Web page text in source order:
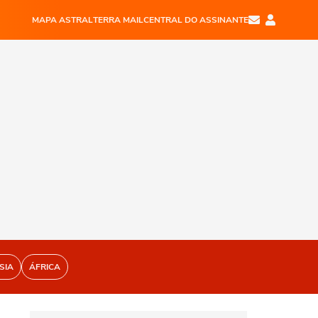
MAPA ASTRALTERRA MAILCENTRAL DO ASSINANTE
ÁFRICA